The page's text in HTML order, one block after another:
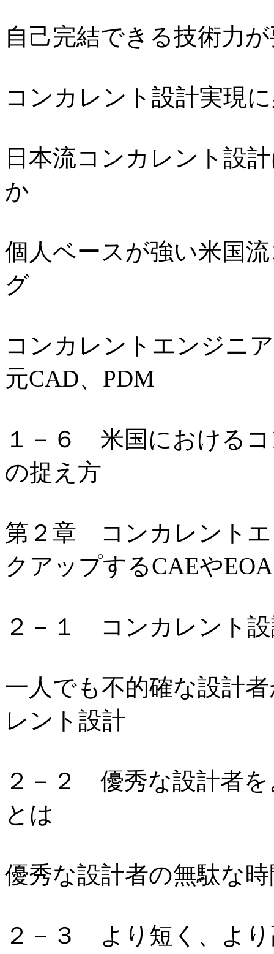
自己完結できる技術力
コンカレント設計実現
日本流コンカレント設
か
個人ベースが強い米国
グ
コンカレントエンジニ
元CAD、PDM
１－６ 米国における
の捉え方
第２章 コンカレントエ
クアップするCAEやEOA
２－１ コンカレント
一人でも不的確な設計
レント設計
２－２ 優秀な設計者
とは
優秀な設計者の無駄な
２－３ より短く、よ